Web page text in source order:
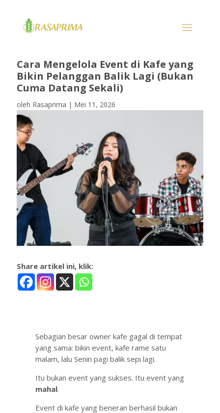
Cara Mengelola Event di Kafe yang
Bikin Pelanggan Balik Lagi (Bukan
Cuma Datang Sekali)
oleh Rasaprima | Mei 11, 2026
Share artikel ini, klik:
Sebagian besar owner kafe gagal di tempat
yang sama: bikin event, kafe rame satu
malam, lalu Senin pagi balik sepi lagi.
Itu bukan event yang sukses. Itu event yang
mahal.
Event di kafe yang beneran berhasil bukan